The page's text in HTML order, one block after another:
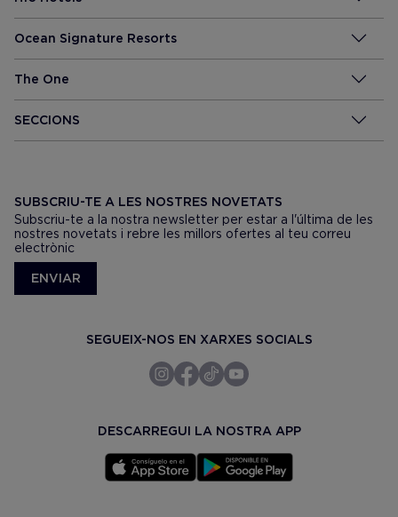
Ocean Signature Resorts
The One
SECCIONS
SUBSCRIU-TE A LES NOSTRES NOVETATS
Subscriu-te a la nostra newsletter per estar a l'última de les
nostres novetats i rebre les millors ofertes al teu correu
electrònic
ENVIAR
SEGUEIX-NOS EN XARXES SOCIALS
DESCARREGUI LA NOSTRA APP